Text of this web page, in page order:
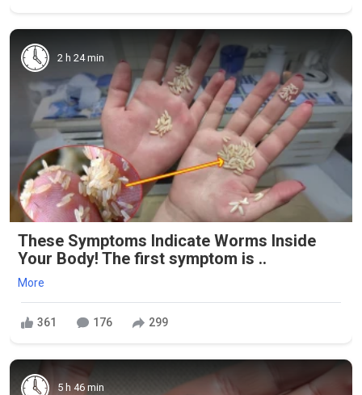
2 h 24 min
These Symptoms Indicate Worms Inside
Your Body! The first symptom is ..
More
361 176 299
5 h 46 min